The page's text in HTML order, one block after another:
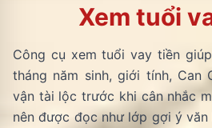
Xem tuổi
Công cụ xem tuổi vay tiền
tháng năm sinh, giới tính, Can
vận tài lộc trước khi cân nhắc
nên được đọc như lớp gợi ý